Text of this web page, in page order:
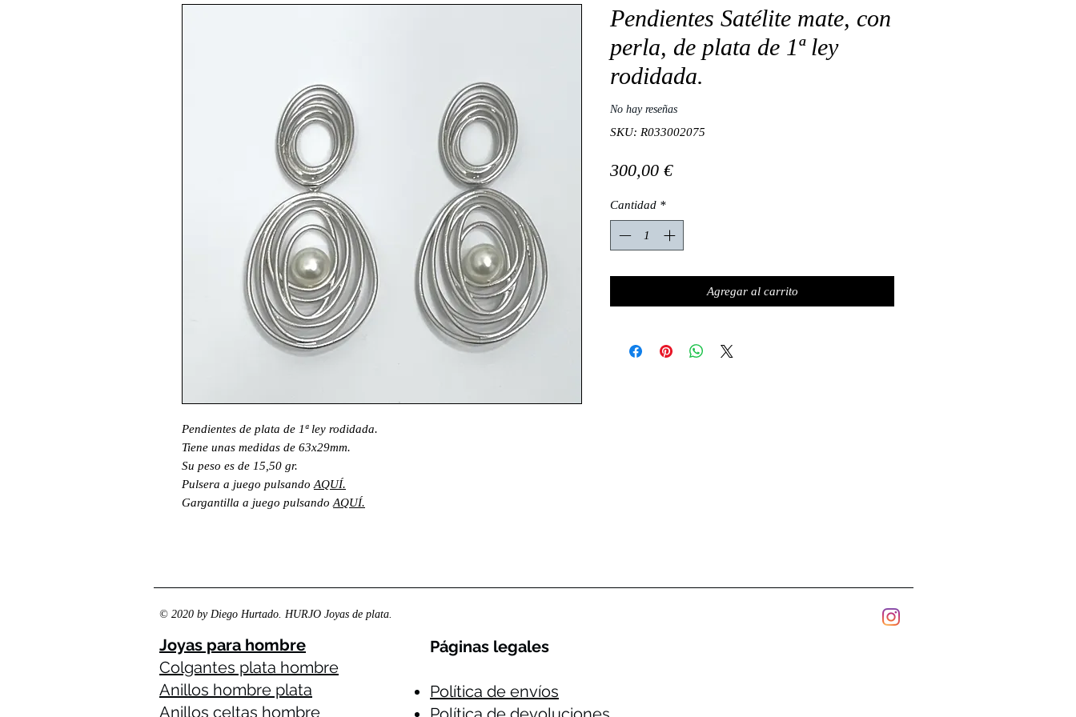
Pendientes de plata de 1ª ley rodidada.
Tiene unas medidas de 63x29mm.
Su peso es de 15,50 gr.
Pulsera a juego pulsando AQUÍ.
Gargantilla a juego pulsando AQUÍ.
Pendientes Satélite mate, con
perla, de plata de 1ª ley
rodidada.
No hay reseñas
SKU: R033002075
300,00 €Precio
Cantidad *
Agregar al carrito
© 2020 by Diego Hurtado. HURJO Joyas de plata.
Joyas para hombre
Colgantes plata hombre
Anillos hombre plata
Anillos celtas hombre
Páginas legales​
Política de envíos